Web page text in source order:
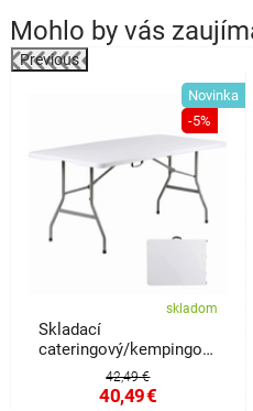
Mohlo by vás
Previous
Novinka
-5%
skladom
Skladací
cateringový/kempingový
stôl Essen42,49 €
40,49€